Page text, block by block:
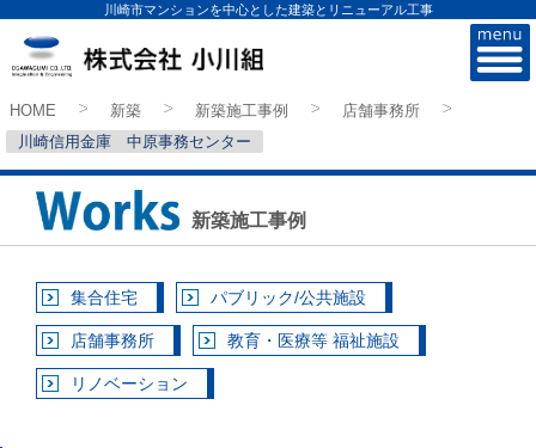
川崎市マンションを中心とした建築とリニューアル工事
HOME >新築 >新築施工事例 >店舗事務所
川崎信用金庫 中原事務センター
新築施工事例
集合住宅 パブリック/公共施設
店舗事務所 教育・医療等 福祉施設
リノベーション